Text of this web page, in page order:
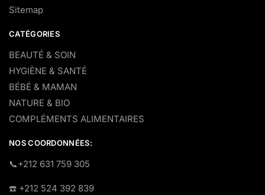
Sitemap
CATÉGORIES
BEAUTÉ & SOIN
HYGIÈNE & SANTÉ
BÉBÉ & MAMAN
NATURE & BIO
COMPLÉMENTS ALIMENTAIRES
NOS COORDONNÉES:
​📞+212 631 759 305
☎️​ +212 524 392 839